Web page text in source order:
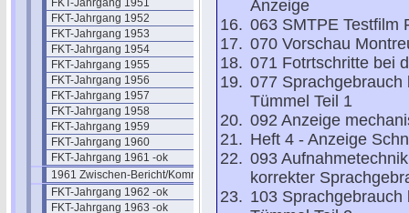
FKT-Jahrgang 1951
FKT-Jahrgang 1952
FKT-Jahrgang 1953
FKT-Jahrgang 1954
FKT-Jahrgang 1955
FKT-Jahrgang 1956
FKT-Jahrgang 1957
FKT-Jahrgang 1958
FKT-Jahrgang 1959
FKT-Jahrgang 1960
FKT-Jahrgang 1961 -ok
1961 Zwischen-Bericht/Kommentar
FKT-Jahrgang 1962 -ok
FKT-Jahrgang 1963 -ok
Anzeige
063 SMTPE Testfilm
070 Vorschau
071 Fotrtschritte bei
077
Tümmel Teil 1
092 Anzeige
Heft 4 - Anzeige
093
korrekter
103